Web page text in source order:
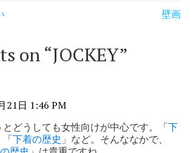
壁画
on “JOCKEY”
21日 1:46 PM
どうしても女性向けが中心です。「下
「下着の歴史 」など。そんななかで、